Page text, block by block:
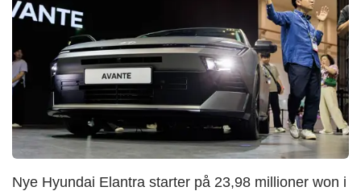
Nye Hyundai Elantra starter på 23,98 millioner won i